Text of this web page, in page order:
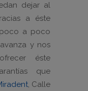
dejar al
a éste
a poco
y nos
éste
que
, Calle